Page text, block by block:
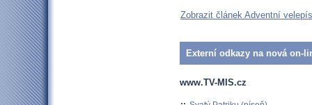
Zobrazit článek Adventní
Externí odkazy na nová on-
www.TV-MIS.cz